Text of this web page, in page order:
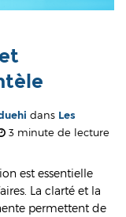
dans Les
3 minute de lecture
est essentielle
La clarté et la
permettent de